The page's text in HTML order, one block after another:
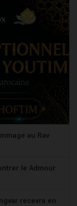
au Rav
le Admour
recevra en